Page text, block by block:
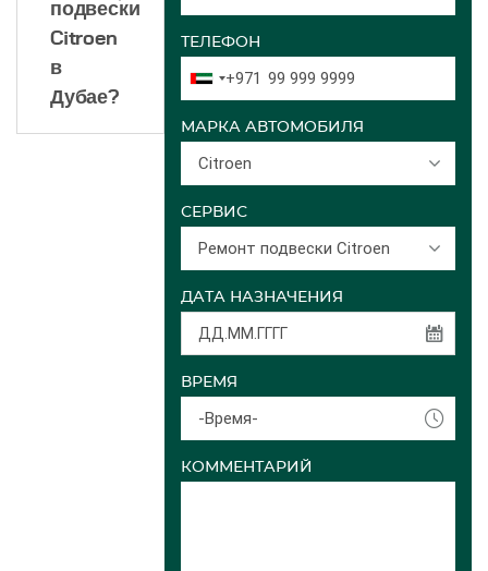
подвески
Citroen
в
Дубае?
ТЕЛЕФОН
+971
МАРКА АВТОМОБИЛЯ
Citroen
СЕРВИС
Ремонт подвески Citroen
ДАТА НАЗНАЧЕНИЯ
ВРЕМЯ
-Время-
КОММЕНТАРИЙ